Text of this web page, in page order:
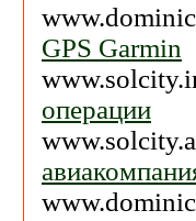
GPS Garmin
операции